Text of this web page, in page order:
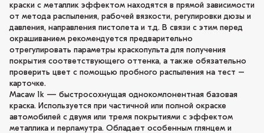
краски с металлик эффектом находятся в прямой зависимости
от метода распыления, рабочей вязкости, регулировки дюзы и
давления, направления пистолета и т.д. В связи с этим перед
окрашиванием рекомендуется предварительно
отрегулировать параметры краскопульта для получения
покрытия соответствующего оттенка, а также обязательно
проверить цвет с помощью пробного распыления на тест –
карточке.
Macaw 1k — быстросохнущая однокомпонентная базовая
краска. Используется при частичной или полной окраске
автомобилей с двумя или тремя покрытиями с эффектом
металлика и перламутра. Обладает особенным глянцем и